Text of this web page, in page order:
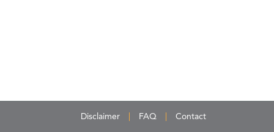
Disclaimer FAQ Contact